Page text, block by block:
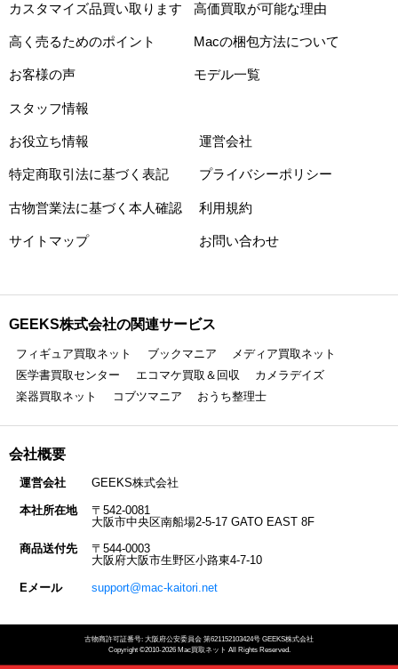
カスタマイズ品買い取ります 高価買取が可能な理由
高く売るためのポイント Macの梱包方法について
お客様の声 モデル一覧
スタッフ情報
お役立ち情報 運営会社
特定商取引法に基づく表記 プライバシーポリシー
古物営業法に基づく本人確認 利用規約
サイトマップ お問い合わせ
GEEKS株式会社の関連サービス
フィギュア買取ネット ブックマニア
メディア買取ネット
医学書買取センター
エコマケ買取＆回収
カメラデイズ
楽器買取ネット
コブツマニア おうち整理士
会社概要
運営会社 GEEKS株式会社
本社所在地
〒542-0081
大阪市中央区南船場2-5-17 GATO EAST 8F
商品送付先
〒544-0003
大阪府大阪市生野区小路東4-7-10
Eメール support@mac-kaitori.net
古物商許可証番号: 大阪府公安委員会 第621152103424号 GEEKS株式会社
Copyright ©2010-2026 Mac買取ネット All Rights Reserved.